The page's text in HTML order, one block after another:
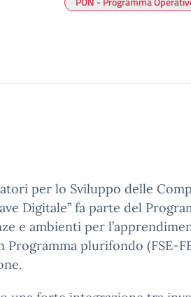
per lo Sviluppo delle
Digitale” fa parte del
e ambienti per
plurifondo (FSE-